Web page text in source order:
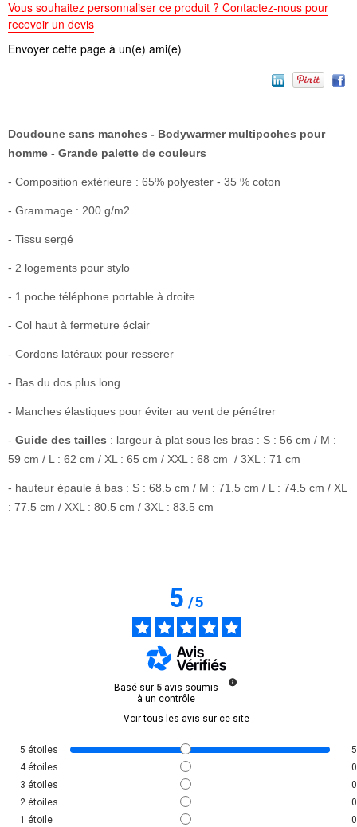
Vous souhaitez personnaliser ce produit ? Contactez-nous pour
recevoir un devis
Envoyer cette page à un(e) ami(e)
Doudoune sans manches - Bodywarmer multipoches pour
homme - Grande palette de couleurs
- Composition extérieure : 65% polyester - 35 % coton
- Grammage : 200 g/m2
- Tissu sergé
- 2 logements pour stylo
- 1 poche téléphone portable à droite
- Col haut à fermeture éclair
- Cordons latéraux pour resserer
- Bas du dos plus long
- Manches élastiques pour éviter au vent de pénétrer
- Guide des tailles : largeur à plat sous les bras : S : 56 cm / M :
59 cm / L : 62 cm / XL : 65 cm / XXL : 68 cm / 3XL : 71 cm
- hauteur épaule à bas : S : 68.5 cm / M : 71.5 cm / L : 74.5 cm / XL
: 77.5 cm / XXL : 80.5 cm / 3XL : 83.5 cm
5/5
Basé sur 5 avis soumis
à un contrôle
Voir tous les avis sur ce site
5 étoiles
5
4 étoiles
0
3 étoiles
0
2 étoiles
0
1 étoile 0